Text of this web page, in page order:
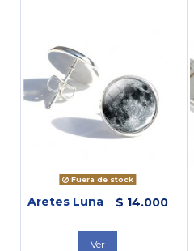
Fuera de stock
Aretes Luna $ 14.000
Ver